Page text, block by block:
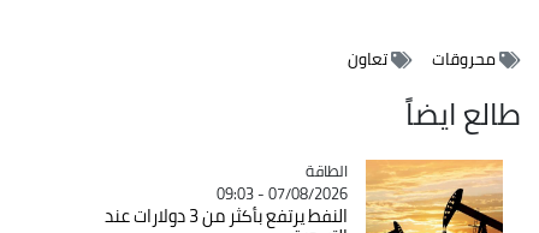
محروقات تعاون
طالع ايضاً
Catégorie
الطاقة
07/08/2026 - 09:03
النفط يرتفع بأكثر من 3 دولارات عند